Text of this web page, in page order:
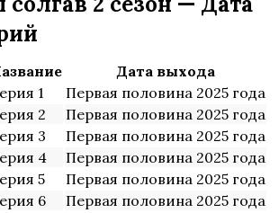
Дата выхода
1
Первая половина 2025 года
2
Первая половина 2025 года
3
Первая половина 2025 года
4
Первая половина 2025 года
5
Первая половина 2025 года
6 Первая половина 2025 года